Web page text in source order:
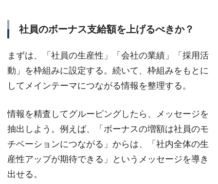
社員のボーナス支給額を上げるべきか？
まずは、「社員の生産性」「会社の業績」「採用活
動」を枠組みに設定する。続いて、枠組みをもとに
してメインテーマにつながる情報を整理する。
情報を精査してグルーピングしたら、メッセージを
抽出しよう。例えば、「ボーナスの増額は社員のモ
チベーションにつながる」からは、「社内全体の生
産性アップが期待できる」というメッセージを導き
出せる。